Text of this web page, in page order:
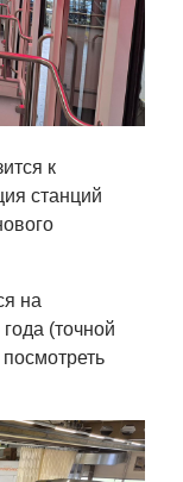
к
станций
на
(точной